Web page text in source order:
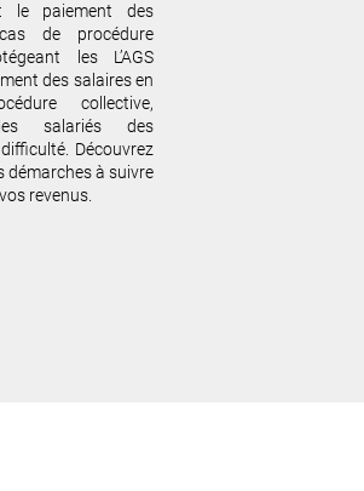
le paiement des
de procédure
les L’AGS
des salaires en
collective,
salariés des
Découvrez
démarches à suivre
revenus.